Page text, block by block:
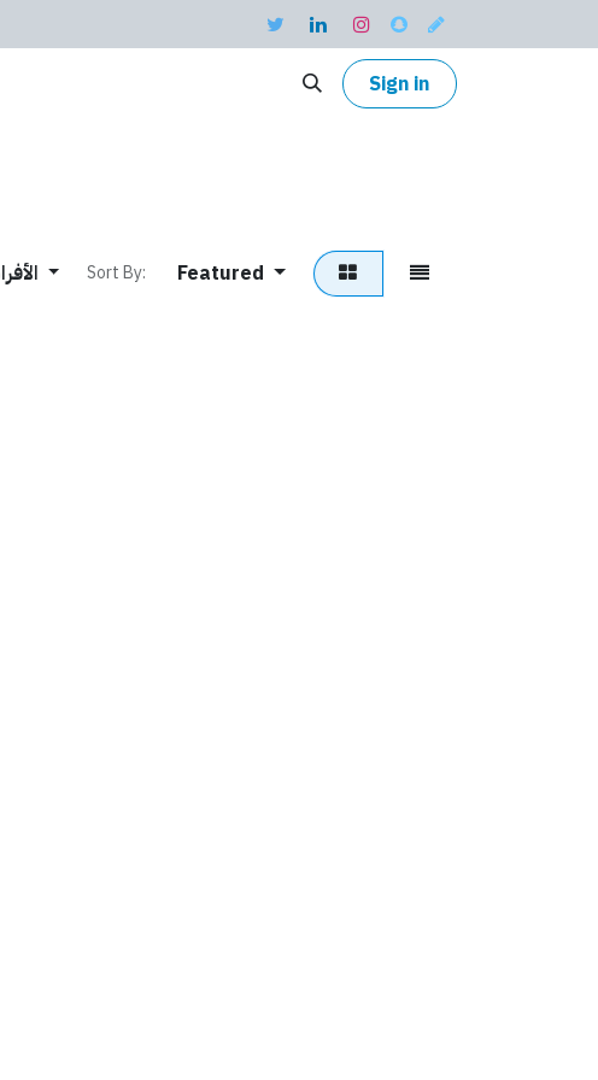
Sign in
Sort By: Featured